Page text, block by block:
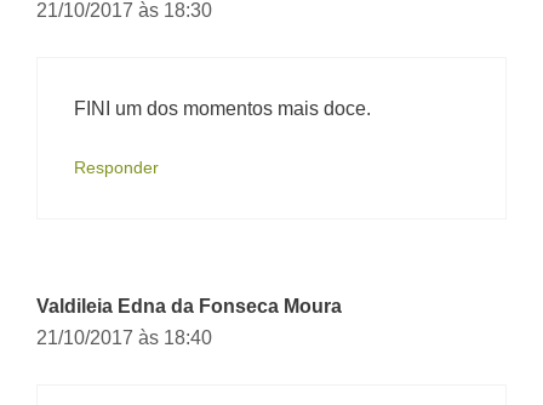
21/10/2017 às 18:30
FINI um dos momentos mais doce.
Responder
Valdileia Edna da Fonseca Moura
21/10/2017 às 18:40